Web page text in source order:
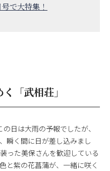
で大特集！
「武相荘」
日は大雨の予報でしたが、
瞬く間に日が差し込みまし
った美保さんを歓迎している
と紫の花菖蒲が、一緒に咲く